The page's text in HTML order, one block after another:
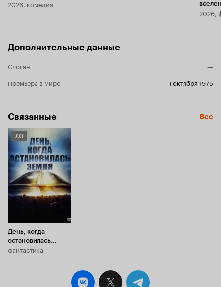
2026, комедия
2026,
Дополнительные данные
Слоган
—
Премьера в мире
1 октября 1975
Связанные Все
Рейтинг
Кинопоиска
7.0
7.0
День, когда
остановилась
Земля
фантастика